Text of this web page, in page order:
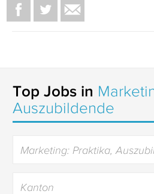
Top Jobs in
Auszubildende
Marketing: Praktika,
Kanton